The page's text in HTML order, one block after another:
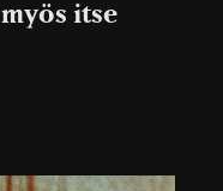
itse